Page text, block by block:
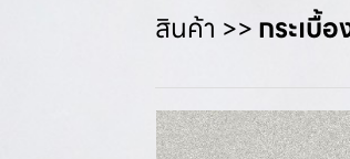
สินค้า >>กระเบื้